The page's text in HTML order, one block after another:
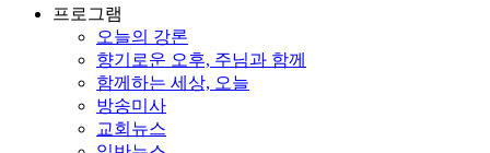
프로그램
오늘의 강론
향기로운 오후, 주님과 함께
함께하는 세상, 오늘
방송미사
교회뉴스